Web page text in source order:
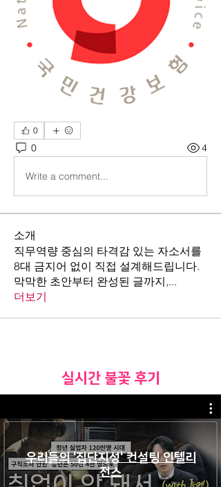
0
0 4
Write a comment...
소개
직무역량 중심의 타격감 있는 자소서를
8대 금지어 없이 직접 설계해드립니다.
막막한 초안부터 완성된 글까지,...
더보기
​실시간 불꽃 후기
우리들의 '집단지성' 컨설팅 인텔리
전스